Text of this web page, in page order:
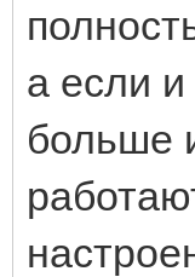
а если и
больше